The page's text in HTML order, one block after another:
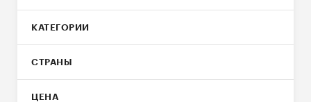
КАТЕГОРИИ
СТРАНЫ
ЦЕНА